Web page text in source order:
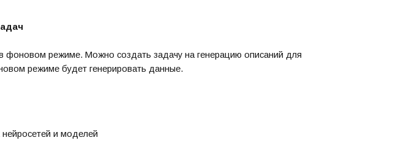
фоновом режиме. Можно создать задачу на генерацию описаний для
режиме будет генерировать данные.
и моделей